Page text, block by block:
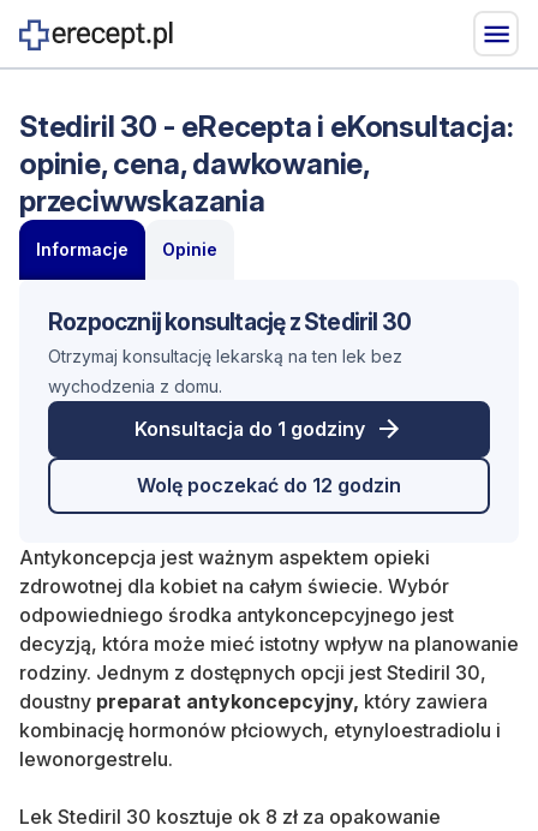
Stediril 30 - eRecepta i eKonsultacja:
opinie, cena, dawkowanie,
przeciwwskazania
Informacje Opinie
Rozpocznij konsultację z Stediril 30
Otrzymaj konsultację lekarską na ten lek bez
wychodzenia z domu.
Konsultacja do 1 godziny
Wolę poczekać do 12 godzin
Antykoncepcja jest ważnym aspektem opieki
zdrowotnej dla kobiet na całym świecie. Wybór
odpowiedniego środka antykoncepcyjnego jest
decyzją, która może mieć istotny wpływ na planowanie
rodziny. Jednym z dostępnych opcji jest Stediril 30,
doustny preparat antykoncepcyjny, który zawiera
kombinację hormonów płciowych, etynyloestradiolu i
lewonorgestrelu.
Lek Stediril 30 kosztuje ok 8 zł za opakowanie